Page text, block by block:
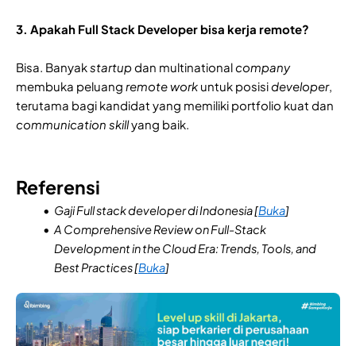
3. Apakah Full Stack Developer bisa kerja remote?
Bisa. Banyakstartupdan multinationalcompany
membuka peluang remote work untuk posisideveloper,
terutama bagi kandidat yang memiliki portfolio kuat dan
communication skillyang baik.
Referensi
Gaji Full stack developer di Indonesia [Buka]
A Comprehensive Review on Full-Stack
Development in the Cloud Era: Trends, Tools, and
Best Practices [Buka]